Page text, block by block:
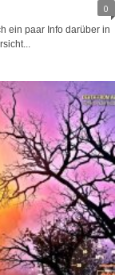
0
ein paar Info darüber in